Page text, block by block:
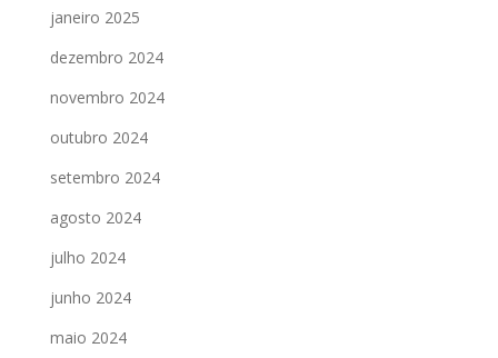
janeiro 2025
dezembro 2024
novembro 2024
outubro 2024
setembro 2024
agosto 2024
julho 2024
junho 2024
maio 2024